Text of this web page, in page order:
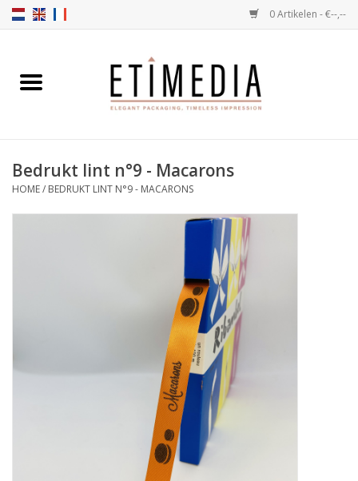
0 Artikelen - €--,--
Home
Transparant
Ballotins
Bedrukt lint n°9 - Macarons
HOME/ BEDRUKT LINT N°9 - MACARONS